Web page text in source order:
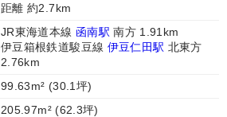
距離 約2.7km
JR東海道本線 函南駅 南方 1.91km
伊豆箱根鉄道駿豆線 伊豆仁田駅 北東方
2.76km
99.63m² (30.1坪)
205.97m² (62.3坪)